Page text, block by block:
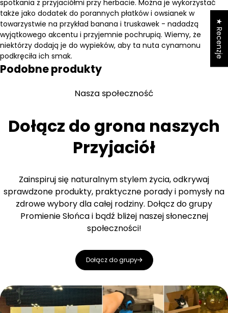
spotkania z przyjaciółmi przy herbacie. Można je wykorzystać
także jako dodatek do porannych płatków i owsianek w
towarzystwie na przykład banana i truskawek - nadadzą
wyjątkowego akcentu i przyjemnie pochrupią. Wiemy, że
niektórzy dodają je do wypieków, aby ta nuta cynamonu
podkręciła ich smak.
Podobne produkty
Nasza społeczność
Dołącz do grona naszych
Przyjaciół
Zainspiruj się naturalnym stylem życia, odkrywaj
sprawdzone produkty, praktyczne porady i pomysły na
zdrowe wybory dla całej rodziny. Dołącz do grupy
Promienie Słońca i bądź bliżej naszej słonecznej
społeczności!
Dołącz do grupy
★ Recenzje